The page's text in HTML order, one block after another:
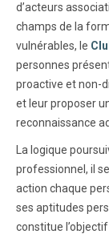
d’acteurs
champs de la
vulnérables, le
personnes
proactive et non-
et leur proposer
reconnaissance
La logique
professionnel, il
action chaque
ses aptitudes
constitue